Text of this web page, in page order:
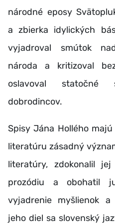
národné eposy
a zbierka idylických
vyjadroval smútok
národa a kritizoval
oslavoval
dobrodincov.
Spisy Jána Hollého
literatúru zásadný
literatúry, zdokonalil
prozódiu a obohatil
vyjadrenie myšlienok
jeho diel sa slovenský